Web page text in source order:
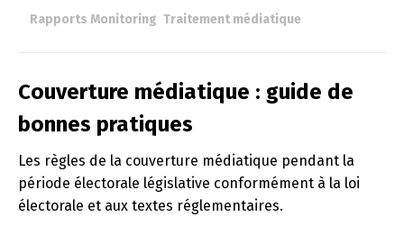
Rapports Monitoring Traitement médiatique
Couverture médiatique : guide de
bonnes pratiques
Les règles de la couverture médiatique pendant la
période électorale législative conformément à la loi
électorale et aux textes réglementaires.